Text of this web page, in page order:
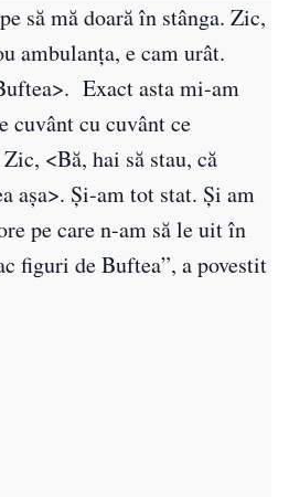
să mă doară în stânga. Zic,
ambulanța, e cam urât.
Exact asta mi-am
cuvânt cu cuvânt ce
<Bă, hai să stau, că
așa>. Și-am tot stat. Și am
pe care n-am să le uit în
figuri de Buftea”, a povestit